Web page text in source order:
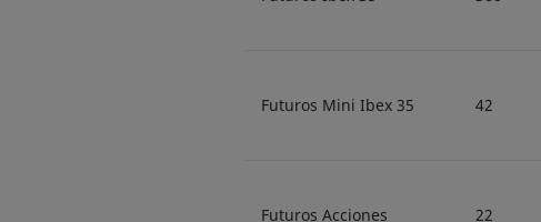
Futuros Mini Ibex 35 42
Futuros Acciones 22